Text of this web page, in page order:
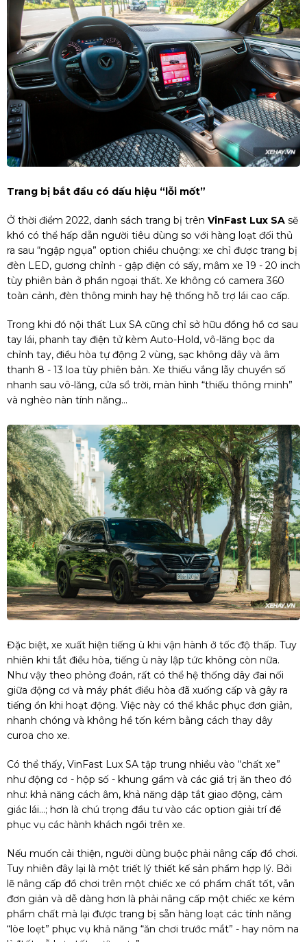
Trang bị bắt đầu có dấu hiệu “lỗi mốt”
Ở thời điểm 2022, danh sách trang bị trên VinFast Lux SA sẽ
khó có thể hấp dẫn người tiêu dùng so với hàng loạt đối thủ
ra sau “ngập ngụa” option chiều chuộng: xe chỉ được trang bị
đèn LED, gương chỉnh - gập điện có sấy, mâm xe 19 - 20 inch
tùy phiên bản ở phần ngoại thất. Xe không có camera 360
toàn cảnh, đèn thông minh hay hệ thống hỗ trợ lái cao cấp.
Trong khi đó nội thất Lux SA cũng chỉ sở hữu đồng hồ cơ sau
tay lái, phanh tay điện tử kèm Auto-Hold, vô-lăng bọc da
chỉnh tay, điều hòa tự động 2 vùng, sạc không dây và âm
thanh 8 - 13 loa tùy phiên bản. Xe thiếu vắng lẫy chuyển số
nhanh sau vô-lăng, cửa sổ trời, màn hình “thiếu thông minh”
và nghèo nàn tính năng...
Đặc biệt, xe xuất hiện tiếng ù khi vận hành ở tốc độ thấp. Tuy
nhiên khi tắt điều hòa, tiếng ù này lập tức không còn nữa.
Như vậy theo phỏng đoán, rất có thể hệ thống dây đai nối
giữa động cơ và máy phát điều hòa đã xuống cấp và gây ra
tiếng ồn khi hoạt động. Việc này có thể khắc phục đơn giản,
nhanh chóng và không hề tốn kém bằng cách thay dây
curoa cho xe.
Có thể thấy, VinFast Lux SA tập trung nhiều vào “chất xe”
như động cơ - hộp số - khung gầm và các giá trị ăn theo đó
như: khả năng cách âm, khả năng dập tắt giao động, cảm
giác lái…; hơn là chú trọng đầu tư vào các option giải trí để
phục vụ các hành khách ngồi trên xe.
Nếu muốn cải thiện, người dùng buộc phải nâng cấp đồ chơi.
Tuy nhiên đây lại là một triết lý thiết kế sản phẩm hợp lý. Bởi
lẽ nâng cấp đồ chơi trên một chiếc xe có phẩm chất tốt, vẫn
đơn giản và dễ dàng hơn là phải nâng cấp một chiếc xe kém
phẩm chất mà lại được trang bị sẵn hàng loạt các tính năng
“lòe loẹt” phục vụ khả năng “ăn chơi trước mắt” - hay nôm na